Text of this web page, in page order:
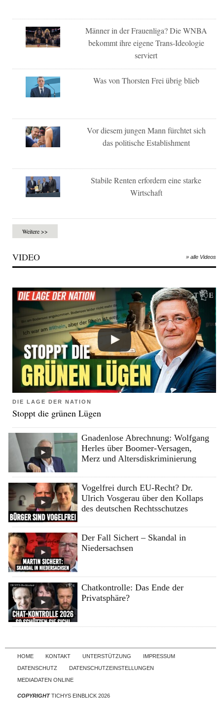
Männer in der Frauenliga? Die WNBA
bekommt ihre eigene Trans-Ideologie
serviert
Was von Thorsten Frei übrig blieb
Vor diesem jungen Mann fürchtet sich
das politische Establishment
Stabile Renten erfordern eine starke
Wirtschaft
Weitere >>
VIDEO » alle Videos
DIE LAGE DER NATION
Stoppt die grünen Lügen
Gnadenlose Abrechnung: Wolfgang
Herles über Boomer-Versagen,
Merz und Altersdiskriminierung
Vogelfrei durch EU-Recht? Dr.
Ulrich Vosgerau über den Kollaps
des deutschen Rechtsschutzes
Der Fall Sichert – Skandal in
Niedersachsen
Chatkontrolle: Das Ende der
Privatsphäre?
Skip to content
HOME KONTAKT UNTERSTÜTZUNG
IMPRESSUM
DATENSCHUTZ
DATENSCHUTZEINSTELLUNGEN
MEDIADATEN ONLINE
COPYRIGHTTICHYS EINBLICK 2026